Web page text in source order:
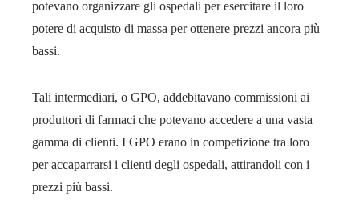
potevano organizzare gli ospedali per esercitare il loro
potere di acquisto di massa per ottenere prezzi ancora più
bassi.
Tali intermediari, o GPO, addebitavano commissioni ai
produttori di farmaci che potevano accedere a una vasta
gamma di clienti. I GPO erano in competizione tra loro
per accaparrarsi i clienti degli ospedali, attirandoli con i
prezzi più bassi.